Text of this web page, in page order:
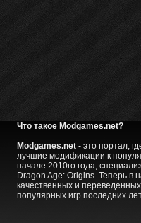
Что такое Modgames.net?
Modgames.net- это портал,
лучшие модификации к
начале 2010го года,
Dragon Age: Origins. Теперь в
качественных и
популярных игр последних